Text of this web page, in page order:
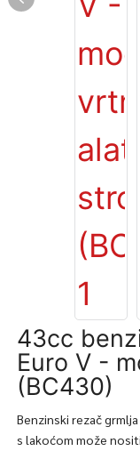
43cc
Euro V -
(BC430)
Benzinski rezač
s lakoćom može